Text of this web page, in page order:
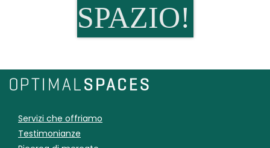
SPAZIO!
Servizi che offriamo
Testimonianze